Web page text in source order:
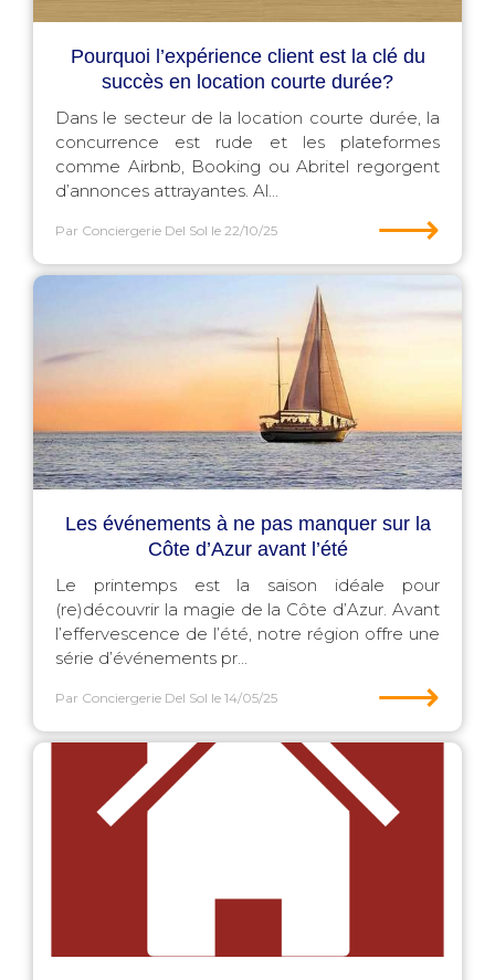
Pourquoi l’expérience client est la clé du
succès en location courte durée?
Dans le secteur de la location courte durée, la
concurrence est rude et les plateformes
comme Airbnb, Booking ou Abritel regorgent
d’annonces attrayantes. Al...
Par Conciergerie Del Sol le 22/10/25 ⟶
Les événements à ne pas manquer sur la
Côte d’Azur avant l’été
Le printemps est la saison idéale pour
(re)découvrir la magie de la Côte d’Azur. Avant
l’effervescence de l’été, notre région offre une
série d’événements pr...
Par Conciergerie Del Sol le 14/05/25 ⟶